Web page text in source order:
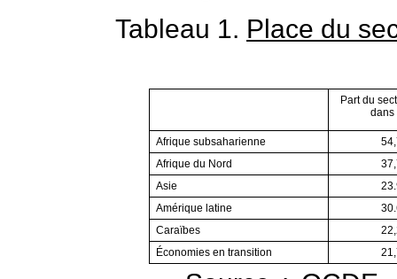
Tableau 1. Place du
Part du
dans
Afrique subsaharienne
Afrique du Nord
Asie
Amérique latine
Caraïbes
Économies en transition